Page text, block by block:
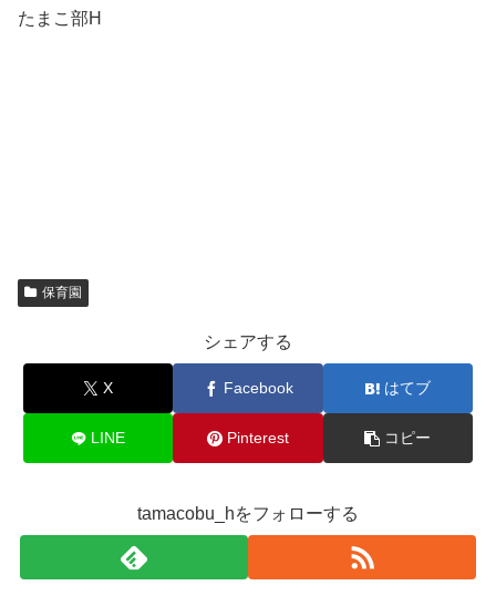
たまこ部H
保育園
シェアする
X Facebook はてブ
LINE Pinterest コピー
tamacobu_hをフォローする